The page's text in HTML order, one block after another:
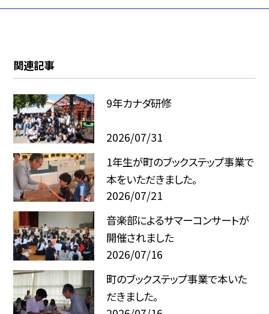
関連記事
9年カナダ研修
2026/07/31
1年生が町のブックステップ事業で
本をいただきました。
2026/07/21
音楽部によるサマーコンサートが
開催されました
2026/07/16
町のブックステップ事業で本いた
だきました。